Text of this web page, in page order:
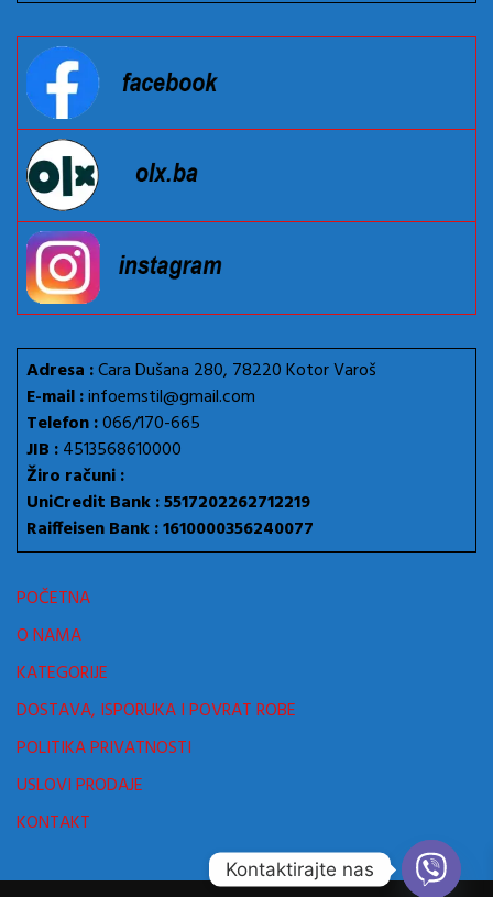
Adresa :Cara Dušana 280, 78220 Kotor Varoš
E-mail :infoemstil@gmail.com
Telefon :066/170-665
JIB :4513568610000
Žiro računi :
UniCredit Bank : 5517202262712219
Raiffeisen Bank : 1610000356240077
POČETNA
O NAMA
KATEGORIJE
DOSTAVA, ISPORUKA I POVRAT ROBE
POLITIKA PRIVATNOSTI
USLOVI PRODAJE
KONTAKT
Kontaktirajte nas